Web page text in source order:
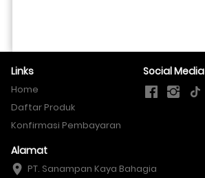
Links
Home
Daftar Produk
Konfirmasi Pembayaran
Social Media
Alamat
PT. Sanampan Kaya Bahagia